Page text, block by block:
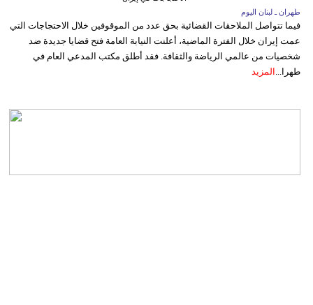
طهران ـ لبنان اليوم
فيما تتواصل الملاحقات القضائية بحق عدد من الموقوفين خلال الاحتجاجات التي
عمت إيران خلال الفترة الماضية، أعلنت النيابة العامة فتح قضايا جديدة ضد
شخصيات من عالمي الرياضة والثقافة. فقد أطلق مكتب المدعي العام في
طهرا... المزيد